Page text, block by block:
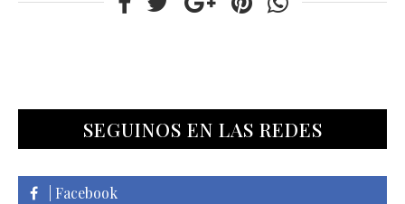
SEGUINOS EN LAS REDES
| Facebook